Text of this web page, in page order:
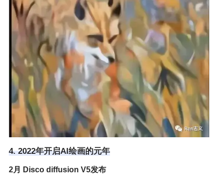
4. 2022年开启AI绘画的元年
2月 Disco diffusion V5发布